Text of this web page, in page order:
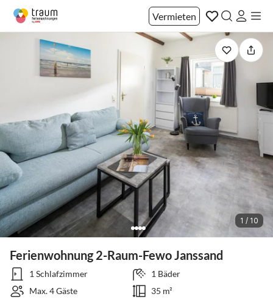
Vermieten
1 / 10
Ferienwohnung 2-Raum-Fewo Janssand
1 Schlafzimmer
1 Bäder
Max. 4 Gäste
35 m²